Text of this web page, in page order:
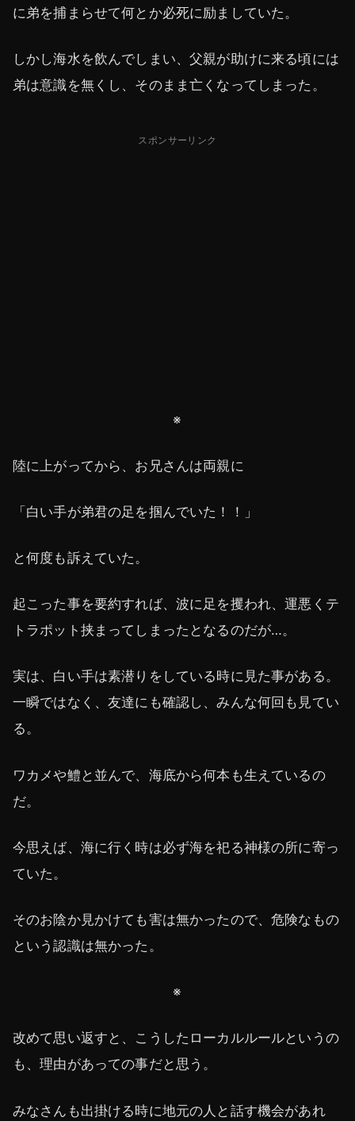
に弟を捕まらせて何とか必死に励ましていた。
しかし海水を飲んでしまい、父親が助けに来る頃には
弟は意識を無くし、そのまま亡くなってしまった。
スポンサーリンク
※
陸に上がってから、お兄さんは両親に
「白い手が弟君の足を掴んでいた！！」
と何度も訴えていた。
起こった事を要約すれば、波に足を攫われ、運悪くテ
トラポット挟まってしまったとなるのだが…。
実は、白い手は素潜りをしている時に見た事がある。
一瞬ではなく、友達にも確認し、みんな何回も見てい
る。
ワカメや鱧と並んで、海底から何本も生えているの
だ。
今思えば、海に行く時は必ず海を祀る神様の所に寄っ
ていた。
そのお陰か見かけても害は無かったので、危険なもの
という認識は無かった。
※
改めて思い返すと、こうしたローカルルールというの
も、理由があっての事だと思う。
みなさんも出掛ける時に地元の人と話す機会があれ